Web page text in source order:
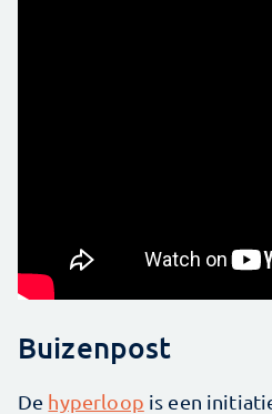
Buizenpost
De hyperloop is een